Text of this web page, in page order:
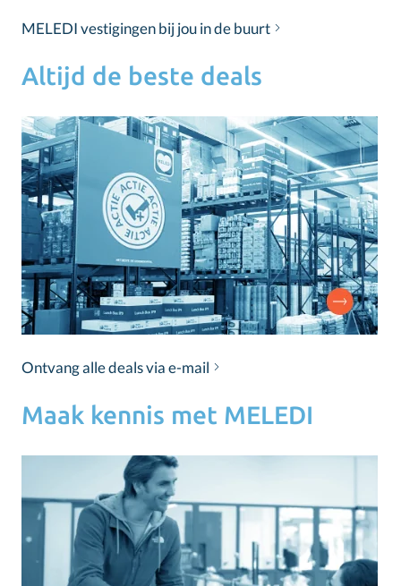
MELEDI vestigingen bij jou in de buurt
Altijd de beste deals
Ontvang alle deals via e-mail
Maak kennis met MELEDI